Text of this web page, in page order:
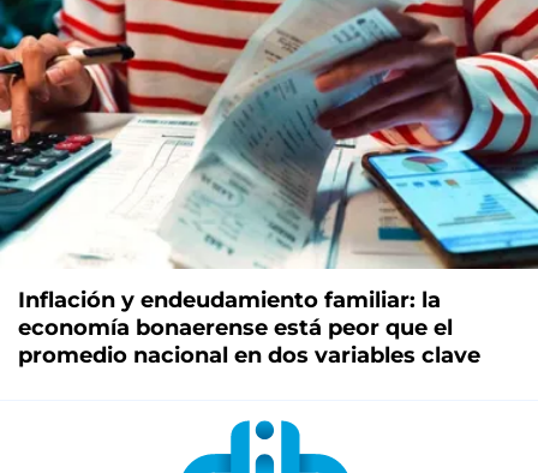
Inflación y endeudamiento familiar: la
economía bonaerense está peor que el
promedio nacional en dos variables clave